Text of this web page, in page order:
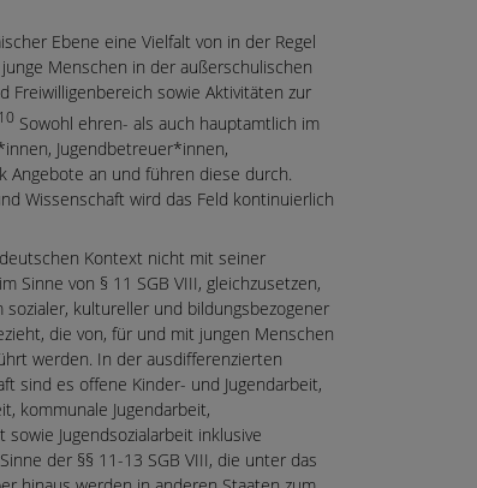
Ebene eine Vielfalt von in der Regel
Menschen in der außerschulischen
Freiwilligenbereich sowie Aktivitäten zur
10 Sowohl ehren- als auch hauptamtlich im
Jugendbetreuer*innen,
Angebote an und führen diese durch.
Wissenschaft wird das Feld kontinuierlich
Kontext nicht mit seiner
Sinne von § 11 SGB VIII, gleichzusetzen,
kultureller und bildungsbezogener
die von, für und mit jungen Menschen
werden. In der ausdifferenzierten
sind es offene Kinder- und Jugendarbeit,
kommunale Jugendarbeit,
sowie Jugendsozialarbeit inklusive
der §§ 11-13 SGB VIII, die unter das